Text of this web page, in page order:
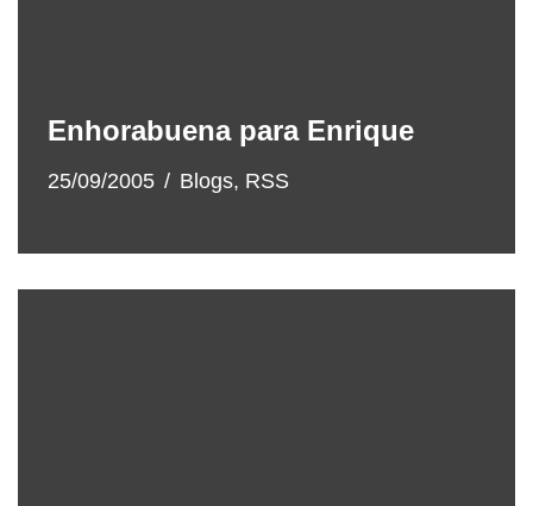
Enhorabuena para Enrique
25/09/2005 Blogs, RSS